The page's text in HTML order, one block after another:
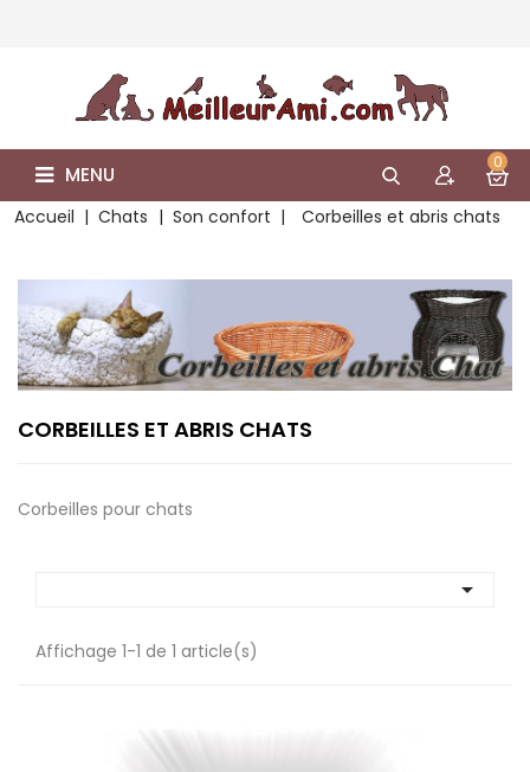
0
MENU
Accueil Chats Son confort Corbeilles et abris chats
CORBEILLES ET ABRIS CHATS
Corbeilles pour chats

Affichage 1-1 de 1 article(s)